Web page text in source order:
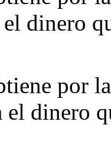
dinero
por
el dinero